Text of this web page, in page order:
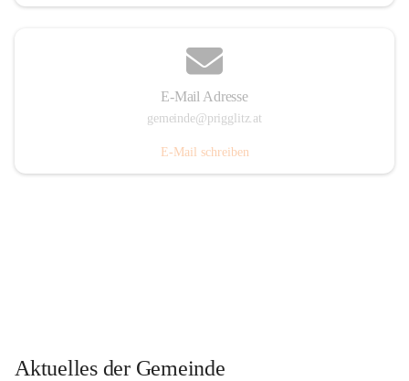
E-Mail Adresse
gemeinde@prigglitz.at
E-Mail schreiben
Aktuelles der Gemeinde